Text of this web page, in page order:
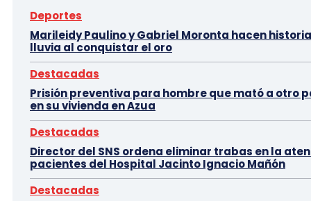
Deportes
Marileidy Paulino y Gabriel Moronta hacen
lluvia al conquistar el oro
Destacadas
Prisión preventiva para hombre que mató a otro
en su vivienda en Azua
Destacadas
Director del SNS ordena eliminar trabas en la
pacientes del Hospital Jacinto Ignacio Mañón
Destacadas